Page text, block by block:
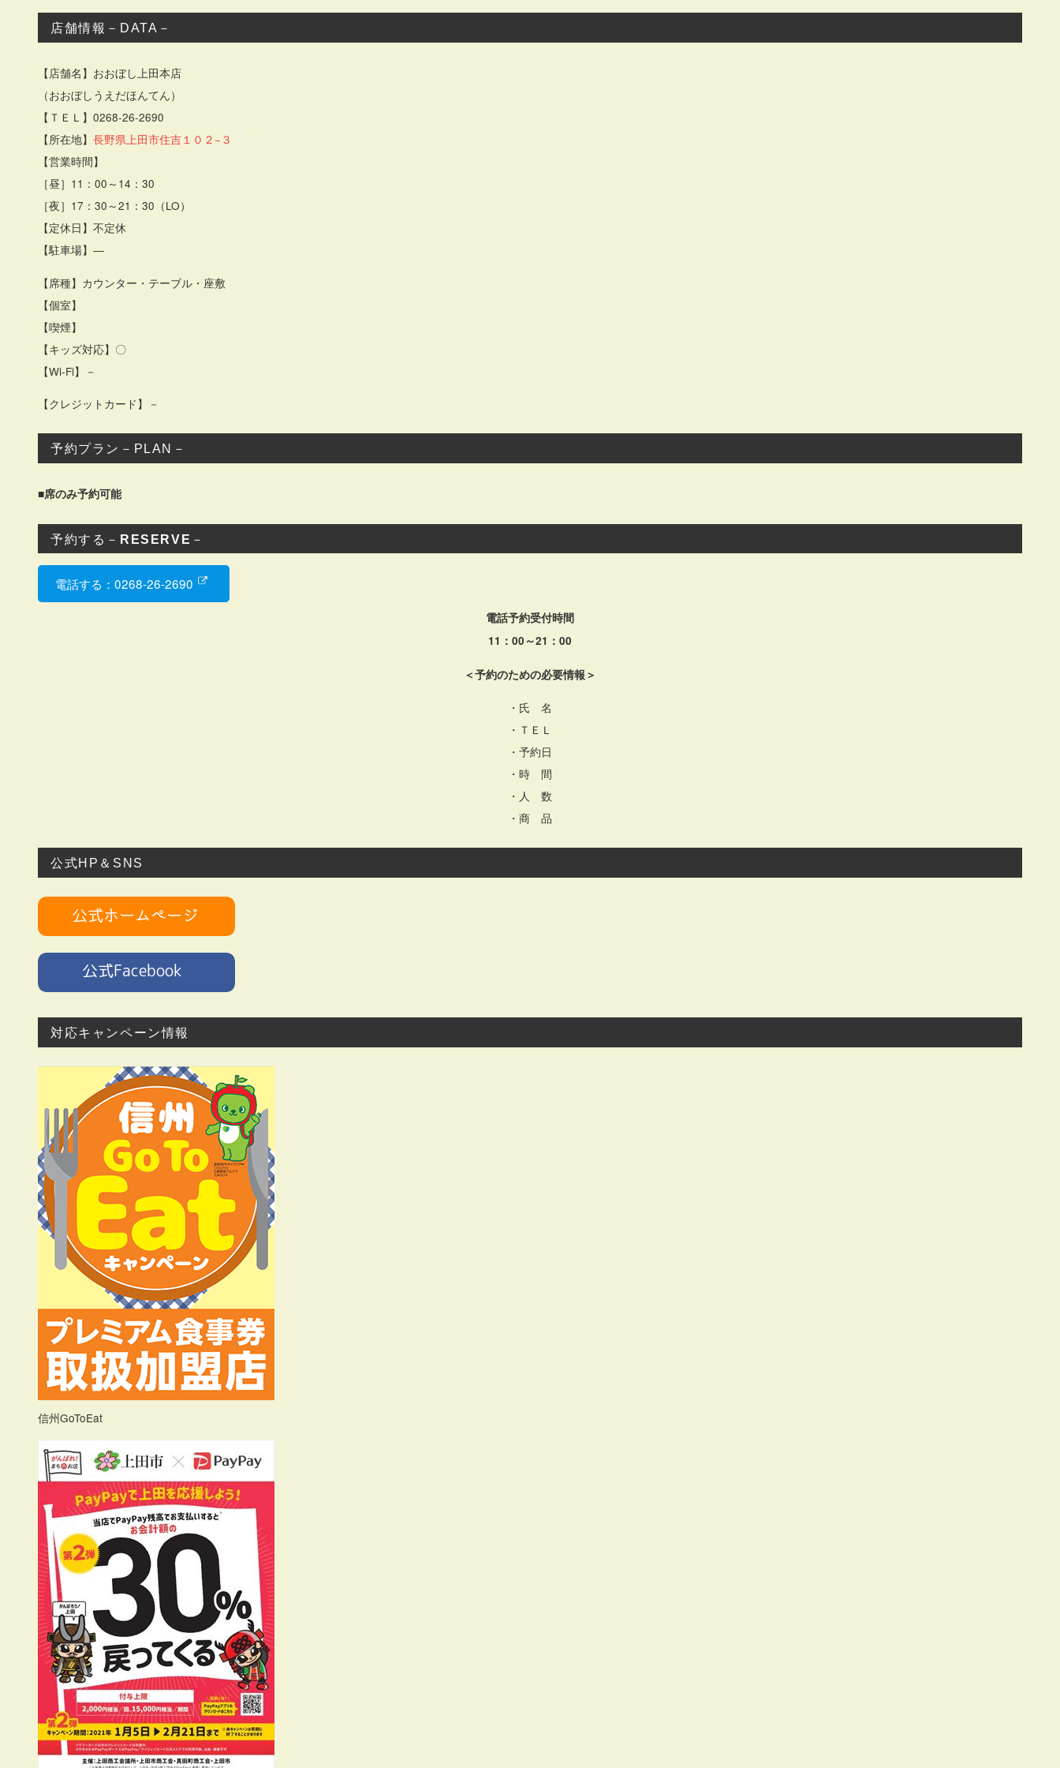
店舗情報－DATA－
【店舗名】おおぼし上田本店
（おおぼしうえだほんてん）
【ＴＥＬ】0268-26-2690
【所在地】 長野県上田市住吉１０２−３
【営業時間】
［昼］11：00～14：30
［夜］17：30～21：30（LO）
【定休日】不定休
【駐車場】―
【席種】カウンター・テーブル・座敷
【個室】
【喫煙】
【キッズ対応】〇
【Wi-Fi】－
【クレジットカード】－
予約プラン－PLAN－
■席のみ予約可能
予約する－ RESERVE －
電話する：0268-26-2690
電話予約受付時間
11：00～21：00
＜予約のための必要情報＞
・氏 名
・ＴＥＬ
・予約日
・時 間
・人 数
・商 品
公式HP＆SNS
対応キャンペーン情報
信州GoToEat